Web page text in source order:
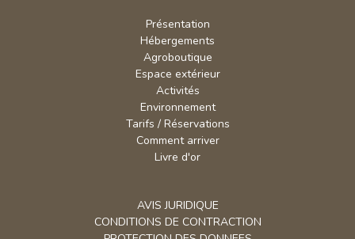
Agroboutique
Espace extérieur
Activités
Environnement
Tarifs / Réservations
Comment arriver
Livre d'or
PROTECTION DES DONNEES